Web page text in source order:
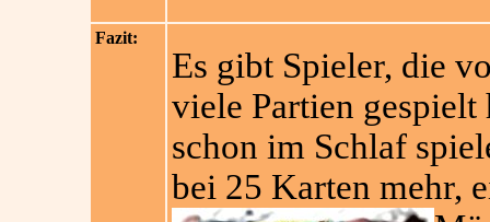
Fazit:
Es gibt Spieler, die
viele Partien gespielt
schon im Schlaf
bei 25 Karten mehr,